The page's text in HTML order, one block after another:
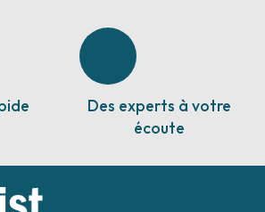
Des experts à votre
écoute